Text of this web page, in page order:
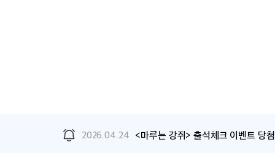
2026.04.24 <마루는 강쥐> 출석체크 이벤트 당
2026.04.01 <정반대의 너와 나> 당첨자 발표!